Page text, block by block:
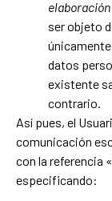
ser objeto
datos
existente
contrario.
Así pues, el
comunicación
con la referencia
especificando: